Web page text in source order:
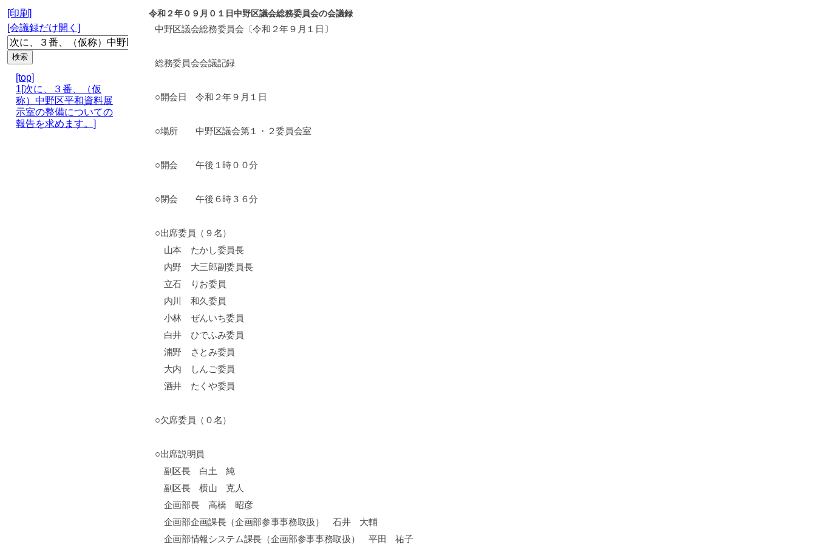
[印刷]
[会議録だけ開く]
[top]
1[次に、３番、（仮
称）中野区平和資料展
示室の整備についての
報告を求めます。]
令和２年０９月０１日中野区議会総務委員会の会議録
中野区議会総務委員会〔令和２年９月１日〕
総務委員会会議記録
○開会日 令和２年９月１日
○場所 中野区議会第１・２委員会室
○開会 午後１時００分
○閉会 午後６時３６分
○出席委員（９名）
山本 たかし委員長
内野 大三郎副委員長
立石 りお委員
内川 和久委員
小林 ぜんいち委員
白井 ひでふみ委員
浦野 さとみ委員
大内 しんご委員
酒井 たくや委員
○欠席委員（０名）
○出席説明員
副区長 白土 純
副区長 横山 克人
企画部長 高橋 昭彦
企画部企画課長（企画部参事事務取扱） 石井 大輔
企画部情報システム課長（企画部参事事務取扱） 平田 祐子